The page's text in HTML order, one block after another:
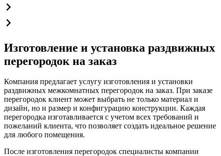
Изготовление и установка раздвижных
перегородок на заказ
Компания предлагает услугу изготовления и установки
раздвижных межкомнатных перегородок на заказ. При заказе
перегородок клиент может выбрать не только материал и
дизайн, но и размер и конфигурацию конструкции. Каждая
перегородка изготавливается с учетом всех требований и
пожеланий клиента, что позволяет создать идеальное решение
для любого помещения.
После изготовления перегородок специалисты компании